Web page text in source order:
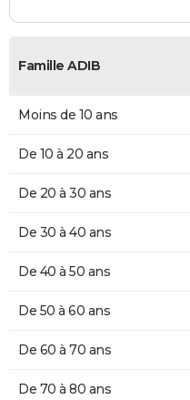
Famille ADIB
Moins de 10 ans
De 10 à 20 ans
De 20 à 30 ans
De 30 à 40 ans
De 40 à 50 ans
De 50 à 60 ans
De 60 à 70 ans
De 70 à 80 ans